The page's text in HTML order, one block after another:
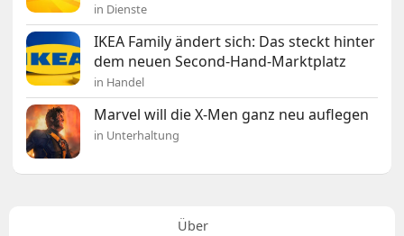
in Dienste
IKEA Family ändert sich: Das steckt hinter
dem neuen Second-Hand-Marktplatz
in Handel
Marvel will die X-Men ganz neu auflegen
in Unterhaltung
Über